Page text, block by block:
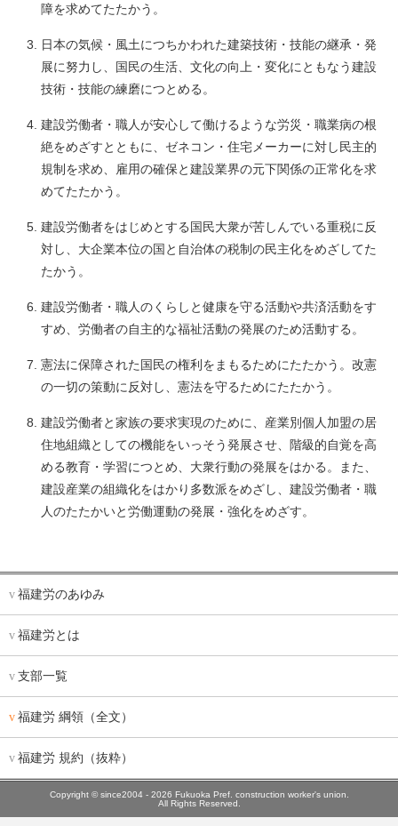
障を求めてたたかう。
日本の気候・風土につちかわれた建築技術・技能の継承・発
展に努力し、国民の生活、文化の向上・変化にともなう建設
技術・技能の練磨につとめる。
建設労働者・職人が安心して働けるような労災・職業病の根
絶をめざすとともに、ゼネコン・住宅メーカーに対し民主的
規制を求め、雇用の確保と建設業界の元下関係の正常化を求
めてたたかう。
建設労働者をはじめとする国民大衆が苦しんでいる重税に反
対し、大企業本位の国と自治体の税制の民主化をめざしてた
たかう。
建設労働者・職人のくらしと健康を守る活動や共済活動をす
すめ、労働者の自主的な福祉活動の発展のため活動する。
憲法に保障された国民の権利をまもるためにたたかう。改憲
の一切の策動に反対し、憲法を守るためにたたかう。
建設労働者と家族の要求実現のために、産業別個人加盟の居
住地組織としての機能をいっそう発展させ、階級的自覚を高
める教育・学習につとめ、大衆行動の発展をはかる。また、
建設産業の組織化をはかり多数派をめざし、建設労働者・職
人のたたかいと労働運動の発展・強化をめざす。
福建労のあゆみ
福建労とは
支部一覧
福建労 綱領（全文）
福建労 規約（抜粋）
Copyright © since2004 - 2026 Fukuoka Pref. construction worker's union.
All Rights Reserved.